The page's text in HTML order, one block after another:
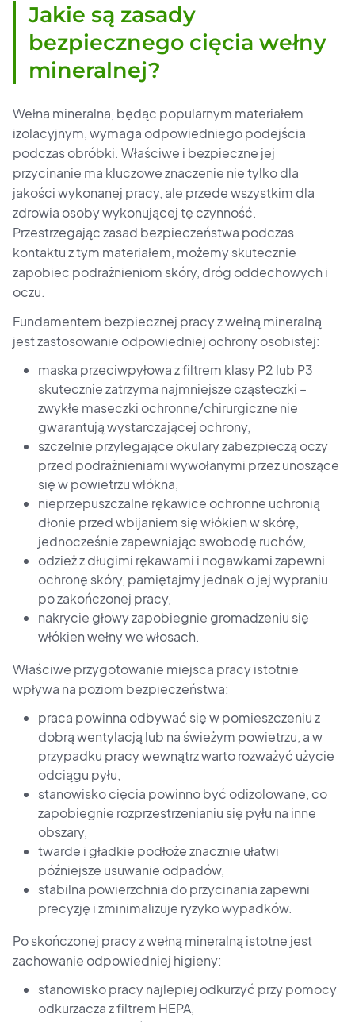
Jakie są zasady
bezpiecznego cięcia wełny
mineralnej?
Wełna mineralna, będąc popularnym materiałem
izolacyjnym, wymaga odpowiedniego podejścia
podczas obróbki. Właściwe i bezpieczne jej
przycinanie ma kluczowe znaczenie nie tylko dla
jakości wykonanej pracy, ale przede wszystkim dla
zdrowia osoby wykonującej tę czynność.
Przestrzegając zasad bezpieczeństwa podczas
kontaktu z tym materiałem, możemy skutecznie
zapobiec podrażnieniom skóry, dróg oddechowych i
oczu.
Fundamentem bezpiecznej pracy z wełną mineralną
jest zastosowanie odpowiedniej ochrony osobistej:
maska przeciwpyłowa z filtrem klasy P2 lub P3
skutecznie zatrzyma najmniejsze cząsteczki –
zwykłe maseczki ochronne/chirurgiczne nie
gwarantują wystarczającej ochrony,
szczelnie przylegające okulary zabezpieczą oczy
przed podrażnieniami wywołanymi przez unoszące
się w powietrzu włókna,
nieprzepuszczalne rękawice ochronne uchronią
dłonie przed wbijaniem się włókien w skórę,
jednocześnie zapewniając swobodę ruchów,
odzież z długimi rękawami i nogawkami zapewni
ochronę skóry, pamiętajmy jednak o jej wypraniu
po zakończonej pracy,
nakrycie głowy zapobiegnie gromadzeniu się
włókien wełny we włosach.
Właściwe przygotowanie miejsca pracy istotnie
wpływa na poziom bezpieczeństwa:
praca powinna odbywać się w pomieszczeniu z
dobrą wentylacją lub na świeżym powietrzu, a w
przypadku pracy wewnątrz warto rozważyć użycie
odciągu pyłu,
stanowisko cięcia powinno być odizolowane, co
zapobiegnie rozprzestrzenianiu się pyłu na inne
obszary,
twarde i gładkie podłoże znacznie ułatwi
późniejsze usuwanie odpadów,
stabilna powierzchnia do przycinania zapewni
precyzję i zminimalizuje ryzyko wypadków.
Po skończonej pracy z wełną mineralną istotne jest
zachowanie odpowiedniej higieny:
stanowisko pracy najlepiej odkurzyć przy pomocy
odkurzacza z filtrem HEPA,